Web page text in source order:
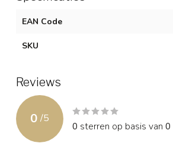
EAN Code
SKU
Reviews
0 /5
0 sterren op basis van 0